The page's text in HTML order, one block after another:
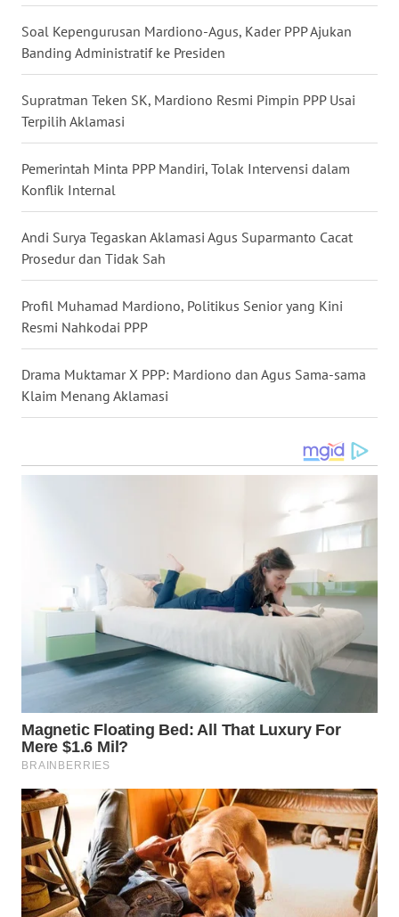
Soal Kepengurusan Mardiono-Agus, Kader PPP Ajukan
Banding Administratif ke Presiden
Supratman Teken SK, Mardiono Resmi Pimpin PPP Usai
Terpilih Aklamasi
Pemerintah Minta PPP Mandiri, Tolak Intervensi dalam
Konflik Internal
Andi Surya Tegaskan Aklamasi Agus Suparmanto Cacat
Prosedur dan Tidak Sah
Profil Muhamad Mardiono, Politikus Senior yang Kini
Resmi Nahkodai PPP
Drama Muktamar X PPP: Mardiono dan Agus Sama-sama
Klaim Menang Aklamasi
WN
SELATAN
WN
TANJUNG
LESUNG
WN
KARO
WN
LABUHANBATU
TENGAH
TEBING
WN
WN
KARAWANG
WN
BEKASI
WN
BOGOR